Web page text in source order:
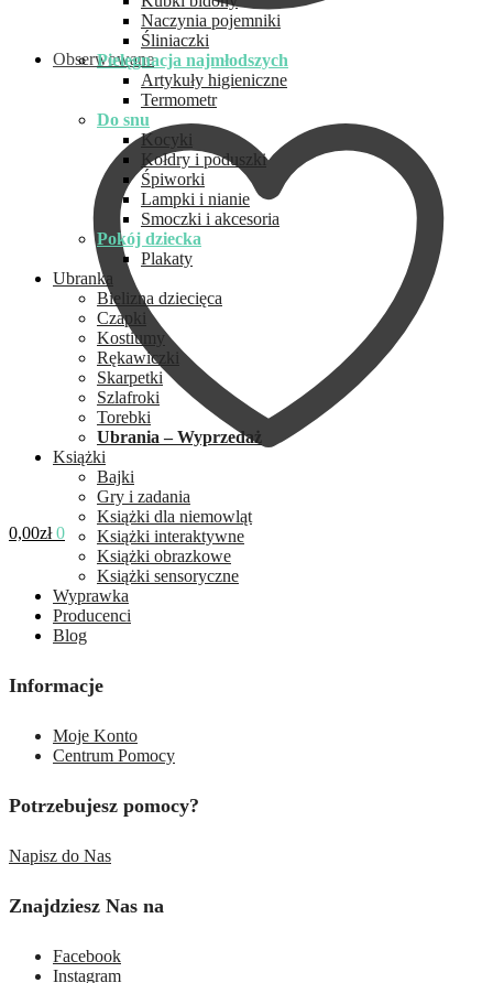
Obserwowane
0,00zł 0
Naczynia pojemniki
Śliniaczki
Pielęgnacja najmłodszych
Artykuły higieniczne
Termometr
Do snu
Kocyki
Kołdry i poduszki
Śpiworki
Lampki i nianie
Smoczki i akcesoria
Pokój dziecka
Plakaty
Ubranka
Bielizna dziecięca
Czapki
Kostiumy
Rękawiczki
Skarpetki
Szlafroki
Torebki
Ubrania – Wyprzedaż
Książki
Bajki
Gry i zadania
Książki dla niemowląt
Książki interaktywne
Książki obrazkowe
Książki sensoryczne
Wyprawka
Producenci
Blog
Informacje
Moje Konto
Centrum Pomocy
Potrzebujesz pomocy?
Napisz do Nas
Znajdziesz Nas na
Facebook
Instagram